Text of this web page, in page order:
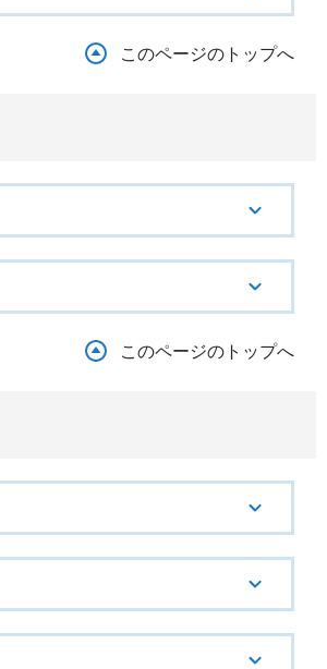
このページのトップへ
このページのトップへ